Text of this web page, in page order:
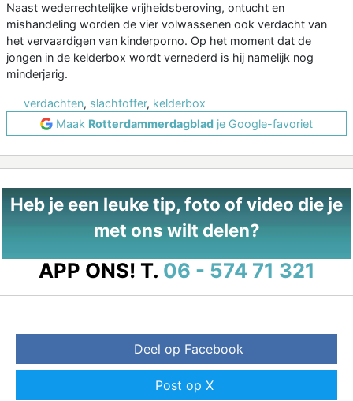
Naast wederrechtelijke vrijheidsberoving, ontucht en
mishandeling worden de vier volwassenen ook verdacht van
het vervaardigen van kinderporno. Op het moment dat de
jongen in de kelderbox wordt vernederd is hij namelijk nog
minderjarig.
verdachten, slachtoffer, kelderbox
Maak Rotterdammerdagblad je Google-favoriet
Heb je een leuke tip, foto of video die je
met ons wilt delen?
APP ONS! T. 06 - 574 71 321
Deel op Facebook
Post op X